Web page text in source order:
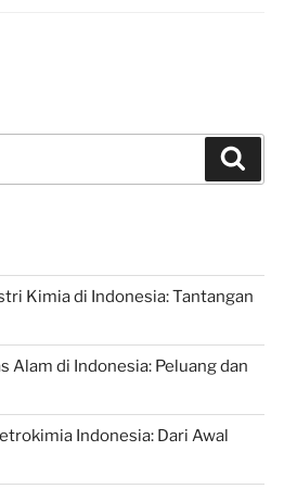
Kimia di Indonesia: Tantangan
Alam di Indonesia: Peluang dan
Indonesia: Dari Awal